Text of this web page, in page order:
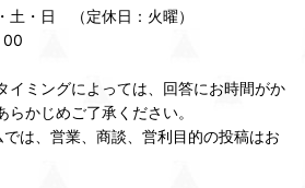
土・日 （定休日：火曜）
00
イミングによっては、回答にお時間がか
かじめご了承ください。
は、営業、商談、営利目的の投稿はお